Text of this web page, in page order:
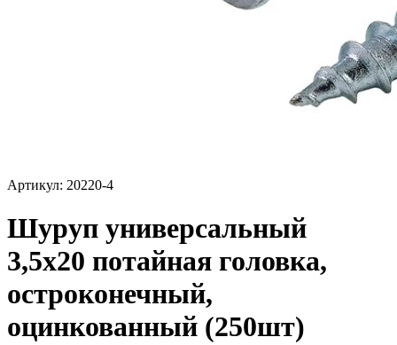
Артикул: 20220-4
Шуруп универсальный
3,5х20 потайная головка,
остроконечный,
оцинкованный (250шт)